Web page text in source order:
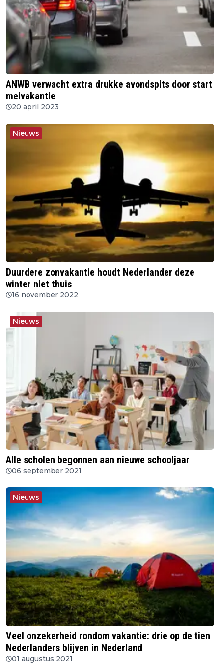
ANWB verwacht extra drukke avondspits door start
meivakantie
20 april 2023
Nieuws
Duurdere zonvakantie houdt Nederlander deze
winter niet thuis
16 november 2022
Nieuws
Alle scholen begonnen aan nieuwe schooljaar
06 september 2021
Nieuws
Veel onzekerheid rondom vakantie: drie op de tien
Nederlanders blijven in Nederland
01 augustus 2021